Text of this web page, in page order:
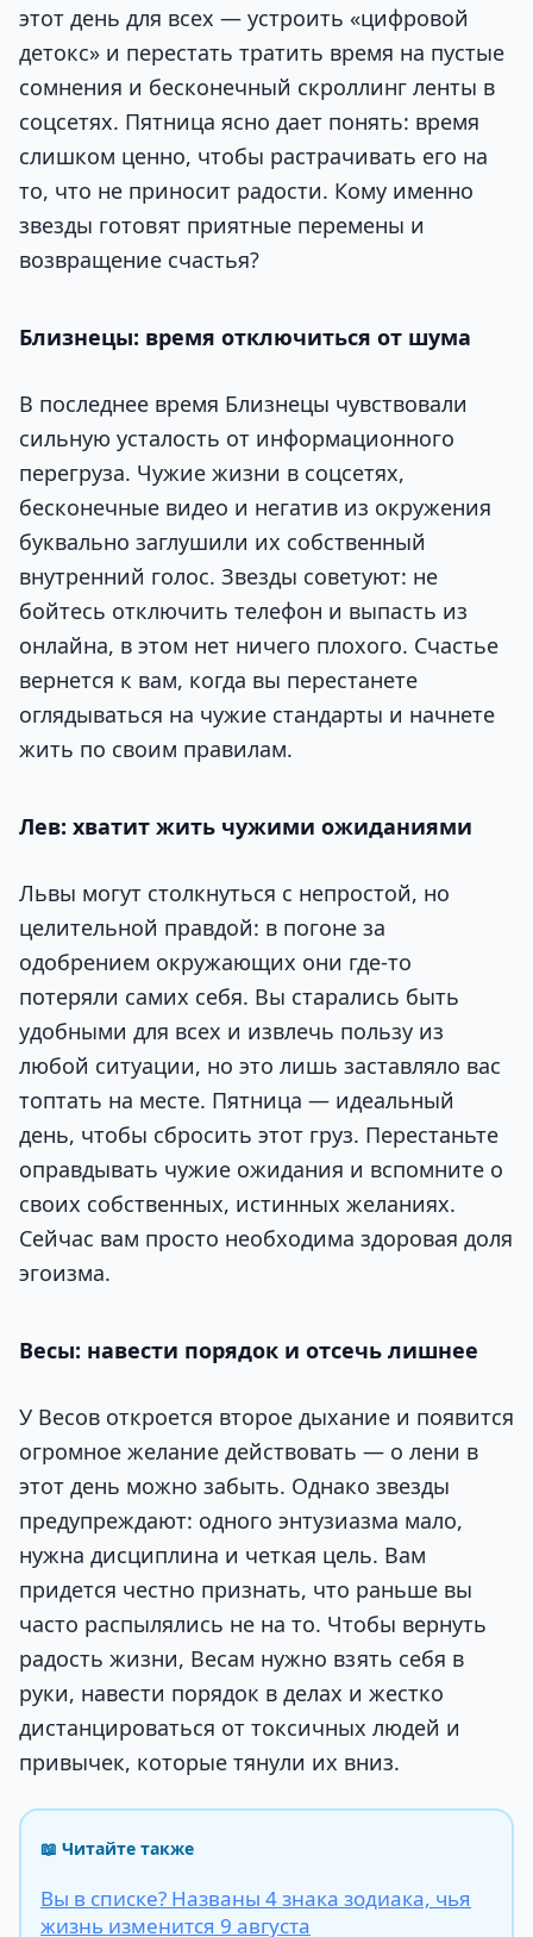
этот день для всех — устроить «цифровой
детокс» и перестать тратить время на пустые
сомнения и бесконечный скроллинг ленты в
соцсетях. Пятница ясно дает понять: время
слишком ценно, чтобы растрачивать его на
то, что не приносит радости. Кому именно
звезды готовят приятные перемены и
возвращение счастья?
Близнецы: время отключиться от шума
В последнее время Близнецы чувствовали
сильную усталость от информационного
перегруза. Чужие жизни в соцсетях,
бесконечные видео и негатив из окружения
буквально заглушили их собственный
внутренний голос. Звезды советуют: не
бойтесь отключить телефон и выпасть из
онлайна, в этом нет ничего плохого. Счастье
вернется к вам, когда вы перестанете
оглядываться на чужие стандарты и начнете
жить по своим правилам.
Лев: хватит жить чужими ожиданиями
Львы могут столкнуться с непростой, но
целительной правдой: в погоне за
одобрением окружающих они где-то
потеряли самих себя. Вы старались быть
удобными для всех и извлечь пользу из
любой ситуации, но это лишь заставляло вас
топтать на месте. Пятница — идеальный
день, чтобы сбросить этот груз. Перестаньте
оправдывать чужие ожидания и вспомните о
своих собственных, истинных желаниях.
Сейчас вам просто необходима здоровая доля
эгоизма.
Весы: навести порядок и отсечь лишнее
У Весов откроется второе дыхание и появится
огромное желание действовать — о лени в
этот день можно забыть. Однако звезды
предупреждают: одного энтузиазма мало,
нужна дисциплина и четкая цель. Вам
придется честно признать, что раньше вы
часто распылялись не на то. Чтобы вернуть
радость жизни, Весам нужно взять себя в
руки, навести порядок в делах и жестко
дистанцироваться от токсичных людей и
привычек, которые тянули их вниз.
📖 Читайте также
Вы в списке? Названы 4 знака зодиака, чья
жизнь изменится 9 августа